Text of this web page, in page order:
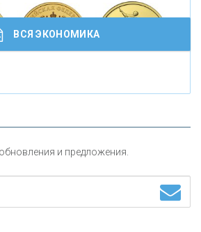
капитала
ВСЯ ЭКОНОМИКА
и предложения.